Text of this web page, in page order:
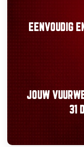
EENVOUDIGEN
JOUW
31